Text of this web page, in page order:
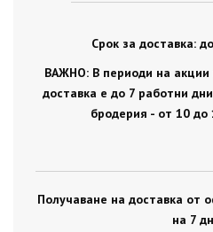
Срок за доставка:
ВАЖНО: В периоди на акции
доставка е до 7 работни
бродерия - от 10 до
Получаване на доставка от
на 7